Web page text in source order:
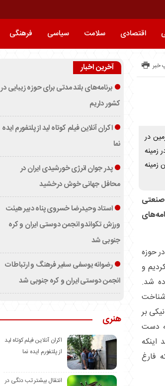
اقتصادی سلامت سیاسی فرهنگی
خبر
در
زمینه
زمینه
حوزه
کردیم و
شد.
شناخت
بر
دست
اینکه
فارغ
آخرین اخبار
برنامه‌های بلند مدتی برای حوزه زیبایی در
کشور داریم
اکران آنلاین فیلم کوتاه لید از پلتفورم ایده
نما
پدر جوان انرژی خورشیدی ایران در
محافل جهانی خوش درخشید
استاد وحیدرضا خسروی پناه دبیر هیئت
ورزش تکواندو انجمن دوستی ایران و کره
جنوبی شد
رضوانه یوسفی سفیر فرهنگ و ارتباطات
انجمن دوستی ایران و کره جنوبی شد
هنری
اکران آنلاین فیلم کوتاه لید
از پلتفورم ایده نما
انتقال بیشتر تب دنگی در